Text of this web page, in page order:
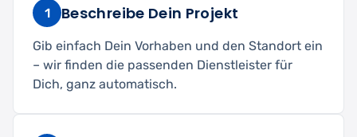
1 Beschreibe Dein Projekt
Gib einfach Dein Vorhaben und den Standort ein
– wir finden die passenden Dienstleister für
Dich, ganz automatisch.